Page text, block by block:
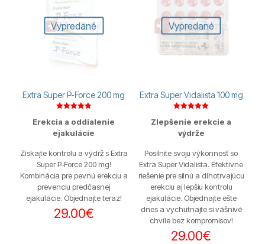
Vypredané
Extra Super P-Force 200 mg
4.82
Erekcia a oddialenie
ejakulácie
Získajte kontrolu a výdrž s Extra
Super P-Force 200 mg!
Kombinácia pre pevnú erekciu a
prevenciu predčasnej
ejakulácie. Objednajte teraz!
29.00€
Vypredané
Extra Super Vidalista 100 mg
5.00
Zlepšenie erekcie a
výdrže
Posilnite svoju výkonnosť so
Extra Super Vidalista. Efektívne
riešenie pre silnú a dlhotrvajúcu
erekciu aj lepšiu kontrolu
ejakulácie. Objednajte ešte
dnes a vychutnajte si vášnivé
chvíle bez kompromisov!
29.00€